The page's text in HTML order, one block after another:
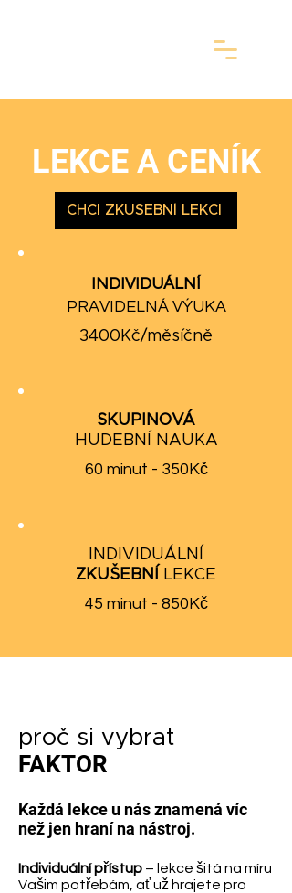
LEKCE A CENÍK
CHCI ZKUŠEBNÍ LEKCI
INDIVIDUÁLNÍ
PRAVIDELNÁ VÝUKA
3400Kč/měsíčně
SKUPINOVÁ
HUDEBNÍ NAUKA
60 minut - 350Kč
INDIVIDUÁLNÍ
ZKUŠEBNÍ
LEKCE
45 minut - 850Kč
proč si vybrat
FAKTOR
Každá lekce u nás znamená víc
než jen hraní na nástroj.
Individuální přístup – lekce šitá na míru
Vašim potřebám, ať už hrajete pro